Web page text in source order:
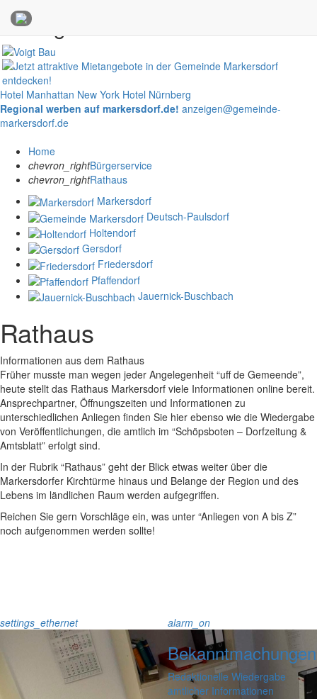
Anzeigen
Hotel Manhattan New York Hotel Nürnberg
Regional werben auf markersdorf.de! anzeigen@gemeinde-
markersdorf.de
Home
chevron_rightBürgerservice
chevron_rightRathaus
Markersdorf
Deutsch-Paulsdorf
Holtendorf
Gersdorf
Friedersdorf
Pfaffendorf
Jauernick-Buschbach
Rathaus
Informationen aus dem Rathaus
Früher musste man wegen jeder Angelegenheit “uff de Gemeende”,
heute stellt das Rathaus Markersdorf viele Informationen online bereit.
Ansprechpartner, Öffnungszeiten und Informationen zu
unterschiedlichen Anliegen finden Sie hier ebenso wie die Wiedergabe
von Veröffentlichungen, die amtlich im “Schöpsboten – Dorfzeitung &
Amtsblatt” erfolgt sind.
In der Rubrik “Rathaus” geht der Blick etwas weiter über die
Markersdorfer Kirchtürme hinaus und Belange der Region und des
Lebens im ländlichen Raum werden aufgegriffen.
Reichen Sie gern Vorschläge ein, was unter “Anliegen von A bis Z”
noch aufgenommen werden sollte!
settings_ethernet alarm_on
Bekanntmachungen
Redaktionelle Wiedergabe
amtlicher Informationen